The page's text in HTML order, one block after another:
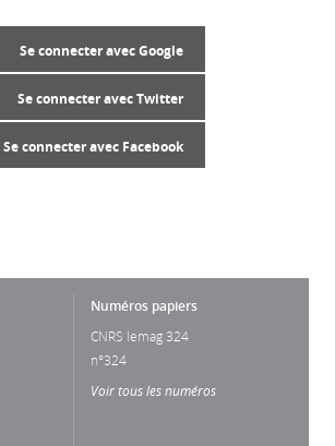
Se connecter avec Google
Se connecter avec Twitter
Se connecter avec Facebook
Numéros papiers
CNRS lemag 324
n°324
Voir tous les numéros